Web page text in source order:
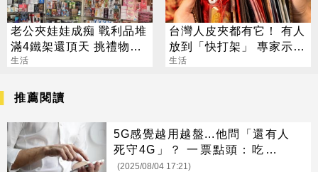
老公夾娃娃成痴 戰利品堆
滿4鐵架還頂天 挑禮物就
要花半小時
生活
台灣人皮夾都有它！ 有人
放到「快打架」 專家示
警：會過期
生活
推薦閱讀
5G感覺越用越盤...他問「還有人
死守4G」？ 一票點頭：吃到飽
才安心
(2025/08/04 17:21)